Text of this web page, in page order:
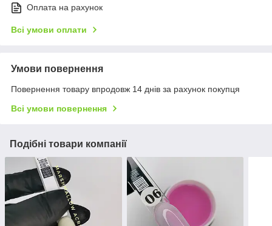
Оплата на рахунок
Всі умови оплати
Умови повернення
Повернення товару впродовж 14 днів за рахунок покупця
Всі умови повернення
Подібні товари компанії